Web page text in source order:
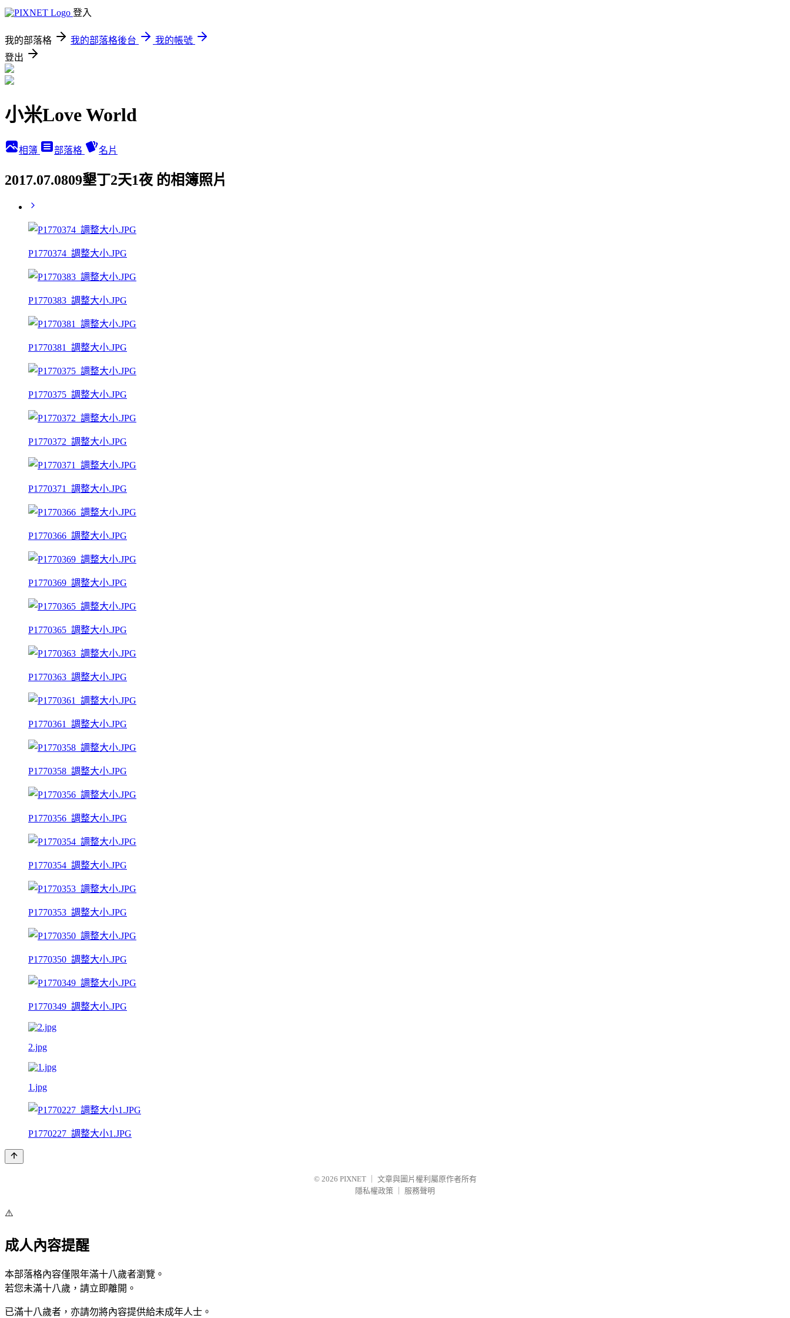
登入
我的部落格 我的部落格後台
我的帳號
登出
小米Love World
相簿 部落格 名片
2017.07.0809墾丁2天1夜 的相簿照片
P1770374_調整大小.JPG
P1770383_調整大小.JPG
P1770381_調整大小.JPG
P1770375_調整大小.JPG
P1770372_調整大小.JPG
P1770371_調整大小.JPG
P1770366_調整大小.JPG
P1770369_調整大小.JPG
P1770365_調整大小.JPG
P1770363_調整大小.JPG
P1770361_調整大小.JPG
P1770358_調整大小.JPG
P1770356_調整大小.JPG
P1770354_調整大小.JPG
P1770353_調整大小.JPG
P1770350_調整大小.JPG
P1770349_調整大小.JPG
2.jpg
1.jpg
P1770227_調整大小1.JPG
© 2026 PIXNET
文章與圖片權利屬原作者所有
隱私權政策
服務聲明
⚠️
成人內容提醒
本部落格內容僅限年滿十八歲者瀏覽。
若您未滿十八歲，請立即離開。
已滿十八歲者，亦請勿將內容提供給未成年人士。